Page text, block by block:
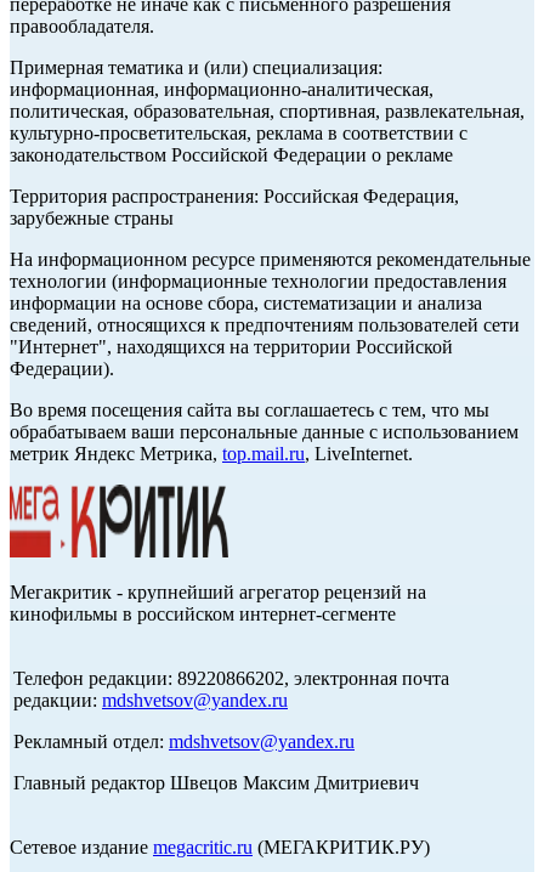
переработке не иначе как с письменного разрешения
правообладателя.
Примерная тематика и (или) специализация:
информационная, информационно-аналитическая,
политическая, образовательная, спортивная, развлекательная,
культурно-просветительская, реклама в соответствии с
законодательством Российской Федерации о рекламе
Территория распространения: Российская Федерация,
зарубежные страны
На информационном ресурсе применяются рекомендательные
технологии (информационные технологии предоставления
информации на основе сбора, систематизации и анализа
сведений, относящихся к предпочтениям пользователей сети
"Интернет", находящихся на территории Российской
Федерации).
Во время посещения сайта вы соглашаетесь с тем, что мы
обрабатываем ваши персональные данные с использованием
метрик Яндекс Метрика, top.mail.ru, LiveInternet.
Мегакритик - крупнейший агрегатор рецензий на
кинофильмы в российском интернет-сегменте
Телефон редакции: 89220866202, электронная почта
редакции: mdshvetsov@yandex.ru
Рекламный отдел: mdshvetsov@yandex.ru
Главный редактор Швецов Максим Дмитриевич
Сетевое издание megacritic.ru (МЕГАКРИТИК.РУ)